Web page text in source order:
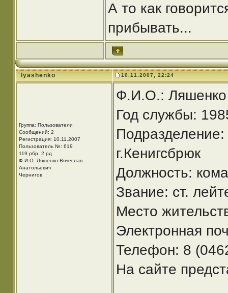
А то как
прибывать...
lyashenko 10.11.2007, 22:24
Группа: Пользователи
Сообщений: 2
Регистрация: 10.11.2007
Пользователь №: 619
119 рбр. 2 рд
Ф.И.О.:Ляшенко Вячеслав
Анатольевич
Чернигов
Ф.И.О.: Ляшенко
Год службы:
г.Кенигсбрюк
Должность:
Звание: ст.
Место
Электронная
Телефон: 8
На сайте